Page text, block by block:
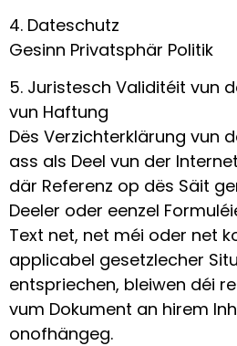
4. Dateschutz
Gesinn Privatsphär Politik
5. Juristesch Validitéit vun
vun Haftung
Dës Verzichterklärung vun
ass als Deel vun der
där Referenz op dës Säit
Deeler oder eenzel
Text net, net méi oder net
applicabel gesetzlecher
entspriechen, bleiwen déi
vum Dokument an hirem
onofhängeg.